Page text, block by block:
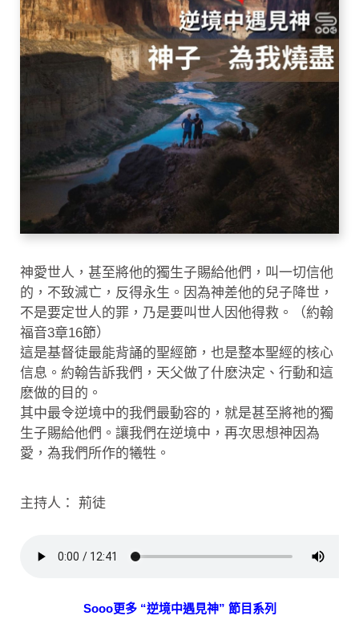
神愛世人，甚至將他的獨生子賜給他們，叫一切信他
的，不致滅亡，反得永生。因為神差他的兒子降世，
不是要定世人的罪，乃是要叫世人因他得救。（約翰
福音3章16節）
這是基督徒最能背誦的聖經節，也是整本聖經的核心
信息。約翰告訴我們，天父做了什麽決定、行動和這
麽做的目的。
其中最令逆境中的我們最動容的，就是甚至將祂的獨
生子賜給他們。讓我們在逆境中，再次思想神因為
愛，為我們所作的犧牲。
主持人： 荊徒
Sooo更多 “逆境中遇見神” 節目系列